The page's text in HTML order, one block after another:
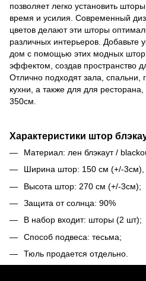
позволяет легко установить
время и усилия. Современный
цветов делают эти шторы
различных интерьеров. Добавьте
дом с помощью этих модных штор
эффектом, создав пространство
Отлично подходят зала, спальни,
кухни, а также для для
350см.
Характеристики штор
Материал: лен блэкаут /
Ширина штор: 150 см (+/-3см),
Высота штор: 270 см (+/-3см);
Защита от солнца: 90%
В набор входит: шторы (2 шт);
Способ подвеса: тесьма;
Тюль продается отдельно.